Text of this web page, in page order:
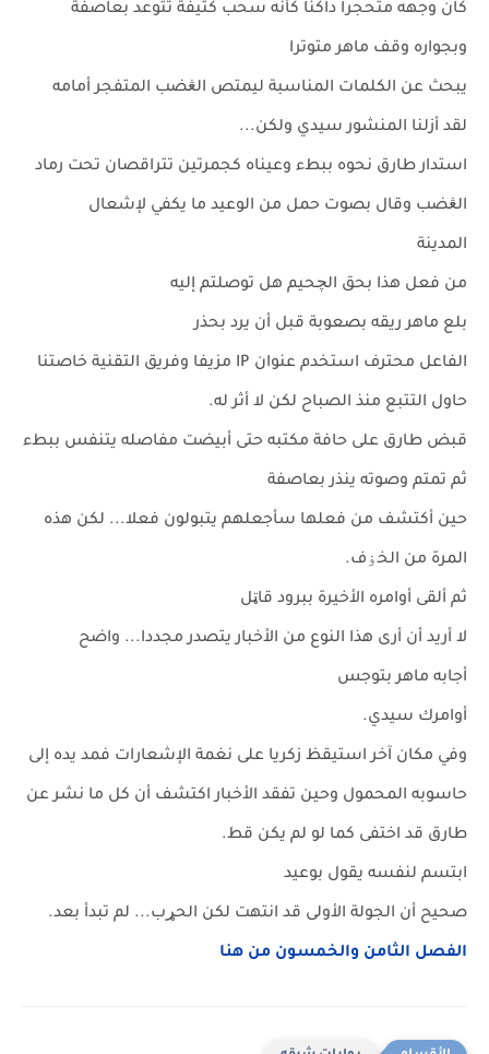
كان وجهه متحجرا داكنا كأنه سحب كثيفة تتوعد بعاصفة
وبجواره وقف ماهر متوترا
يبحث عن الكلمات المناسبة ليمتص الڠضب المتفجر أمامه
لقد أزلنا المنشور سيدي ولكن...
استدار طارق نحوه ببطء وعيناه كجمرتين تتراقصان تحت رماد
الڠضب وقال بصوت حمل من الوعيد ما يكفي لإشعال
المدينة
من فعل هذا بحق الچحيم هل توصلتم إليه
بلع ماهر ريقه بصعوبة قبل أن يرد بحذر
الفاعل محترف استخدم عنوان IP مزيفا وفريق التقنية خاصتنا
حاول التتبع منذ الصباح لكن لا أثر له.
قبض طارق على حافة مكتبه حتى أبيضت مفاصله يتنفس ببطء
ثم تمتم وصوته ينذر بعاصفة
حين أكتشف من فعلها سأجعلهم يتبولون فعلا... لكن هذه
المرة من الخۏف.
ثم ألقى أوامره الأخيرة ببرود قاټل
لا أريد أن أرى هذا النوع من الأخبار يتصدر مجددا... واضح
أجابه ماهر بتوجس
أوامرك سيدي.
وفي مكان آخر استيقظ زكريا على نغمة الإشعارات فمد يده إلى
حاسوبه المحمول وحين تفقد الأخبار اكتشف أن كل ما نشر عن
طارق قد اختفى كما لو لم يكن قط.
ابتسم لنفسه يقول بوعيد
صحيح أن الجولة الأولى قد انتهت لكن الحړب... لم تبدأ بعد.
الفصل الثامن والخمسون من هنا